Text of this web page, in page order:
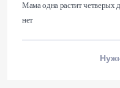
Мама одна растит четверых
нет